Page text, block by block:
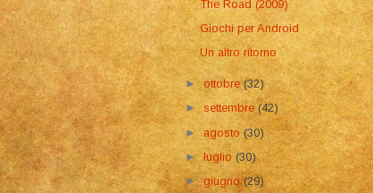
The Road (2009)
Giochi per Android
Un altro ritorno
►ottobre(32)
►settembre(42)
► agosto(30)
►luglio(30)
►giugno(29)